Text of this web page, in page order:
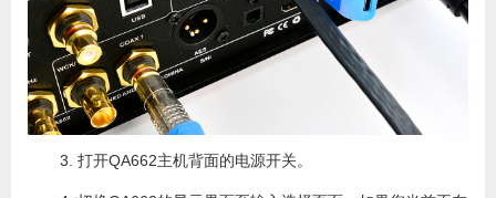
3. 打开QA662主机背面的电源开关。